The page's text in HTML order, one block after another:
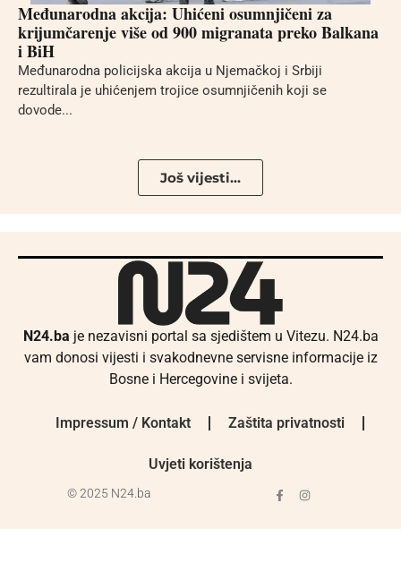
Međunarodna akcija: Uhićeni osumnjičeni za
krijumčarenje više od 900 migranata preko Balkana
i BiH
Međunarodna policijska akcija u Njemačkoj i Srbiji
rezultirala je uhićenjem trojice osumnjičenih koji se
dovode...
Još vijesti...
N24.ba je nezavisni portal sa sjedištem u Vitezu. N24.ba
vam donosi vijesti i svakodnevne servisne informacije iz
Bosne i Hercegovine i svijeta.
Impressum / Kontakt Zaštita privatnosti
Uvjeti korištenja
© 2025 N24.ba